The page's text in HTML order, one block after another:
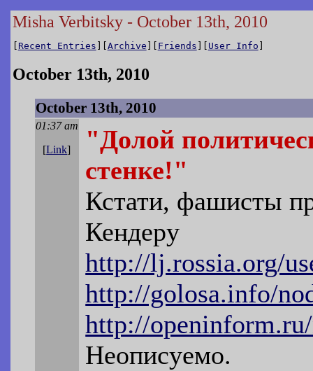
Misha Verbitsky - October 13th, 2010
[ Recent Entries ][Archive ][ Friends ][ User Info ]
October 13th, 2010
October 13th, 2010
01:37 am
[Link]
"Долой
стенке!"
Кстати, фашисты
Кендеру
http://lj.rossia.org/
http://golosa.info/
http://
Неописуемо.